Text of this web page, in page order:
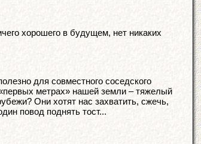
хорошего в будущем, нет никаких
для совместного соседского
метрах» нашей земли – тяжелый
Они хотят нас захватить, сжечь,
повод поднять тост...